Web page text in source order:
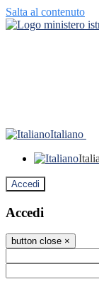
Salta al contenuto
Italiano
Accedi
Accedi
button close ×